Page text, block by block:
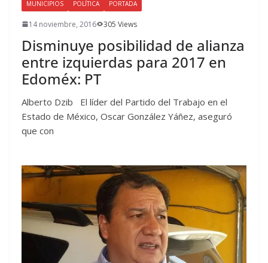
MUNICIPIOS POLÍTICA PORTADA
14 noviembre, 2016 305 Views
Disminuye posibilidad de alianza
entre izquierdas para 2017 en
Edoméx: PT
Alberto Dzib El líder del Partido del Trabajo en el
Estado de México, Oscar González Yáñez, aseguró
que con